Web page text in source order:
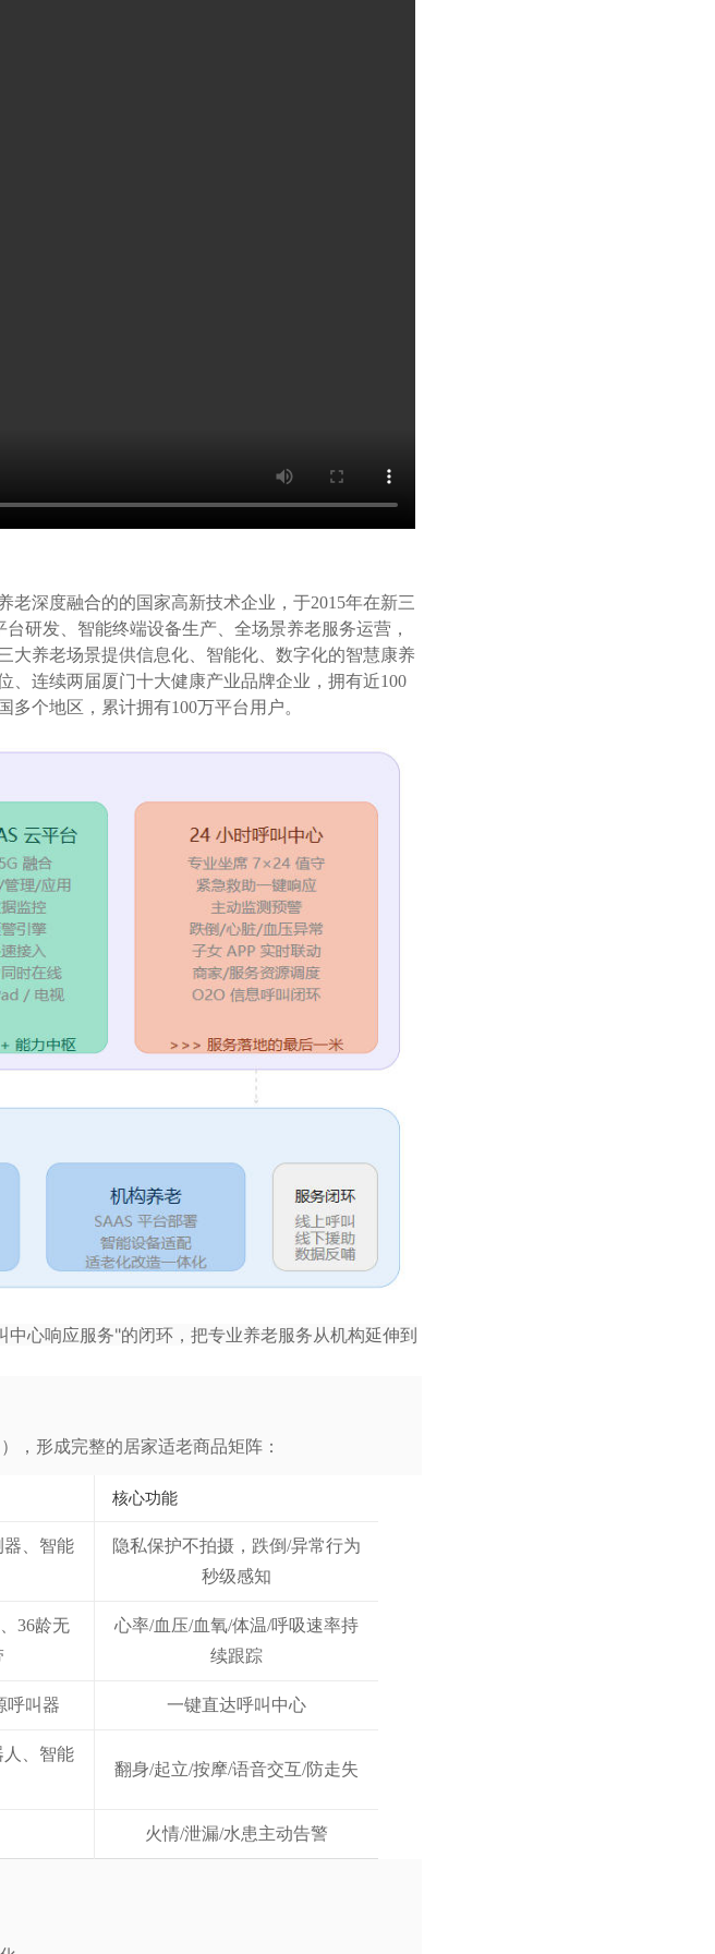
深度融合的的国家高新技术企业，于2015年在新三
研发、智能终端设备生产、全场景养老服务运营，
大养老场景提供信息化、智能化、数字化的智慧康养
、连续两届厦门十大健康产业品牌企业，拥有近100
个地区，累计拥有100万平台用户。
心响应服务"的闭环，把专业养老服务从机构延伸到
，形成完整的居家适老商品矩阵：
核心功能
、智能
隐私保护不拍摄，跌倒/异常行为
秒级感知
36龄无
心率/血压/血氧/体温/呼吸速率持
续跟踪
呼叫器 一键直达呼叫中心
、智能
翻身/起立/按摩/语音交互/防走失
火情/泄漏/水患主动告警